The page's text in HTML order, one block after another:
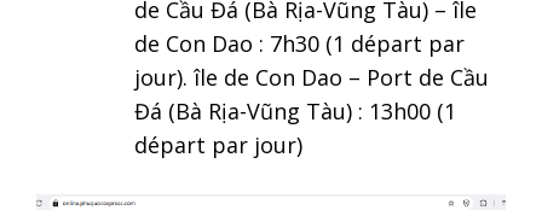
de Cầu Đá (Bà Rịa-Vũng Tàu) – île
de Con Dao : 7h30 (1 départ par
jour). île de Con Dao – Port de Cầu
Đá (Bà Rịa-Vũng Tàu) : 13h00 (1
départ par jour)